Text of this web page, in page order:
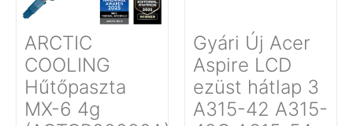
ARCTIC
COOLING
Hűtőpaszta
MX-6 4g
Gyári Új Acer
Aspire LCD
ezüst hátlap 3
A315-42 A315-